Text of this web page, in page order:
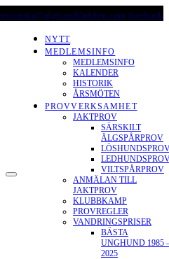
facebook
NYTT
MEDLEMSINFO
MEDLEMSINFO
KALENDER
HISTORIK
ÅRSMÖTEN
PROVVERKSAMHET
JAKTPROV
SÄRSKILT
ÄLGSPÅRPROV
VILTSPÅRPROV
ANMÄLAN TILL
JAKTPROV
KLUBBKAMP
PROVREGLER
VANDRINGSPRISER
BÄSTA
UNGHUND 1985
2025